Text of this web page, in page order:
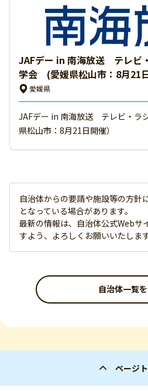
JAFデー in 南海放送 テレビ
学会 (愛媛県松山市：8月21日
愛媛県
JAFデー in 南海放送 テレビ・ラ
県松山市：8月21日開催）
自治体からの要請や施設等の方針
となっている場合があります。
最新の情報は、自治体公式Webサ
すよう、よろしくお願いいたします
自治体一覧
ページ